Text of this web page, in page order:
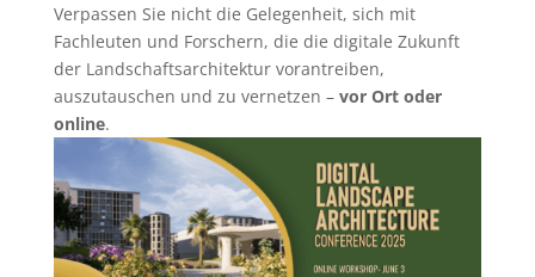
Verpassen Sie nicht die Gelegenheit, sich mit
Fachleuten und Forschern, die die digitale Zukunft
der Landschaftsarchitektur vorantreiben,
auszutauschen und zu vernetzen – vor Ort oder
online.